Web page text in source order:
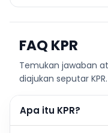
FAQ KPR
Temukan jawaban
diajukan seputar KPR.
Apa itu KPR?